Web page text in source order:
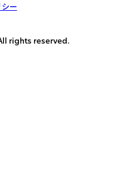
ー
rights reserved.